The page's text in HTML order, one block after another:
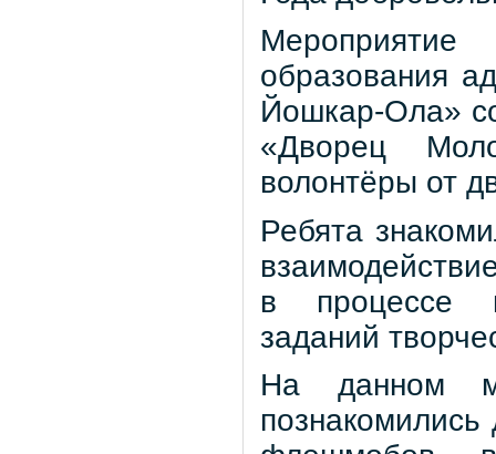
образования
Йошкар-Ола»
«Дворец
волонтёры от
Ребята
в процессе
заданий
На данном
познакомились